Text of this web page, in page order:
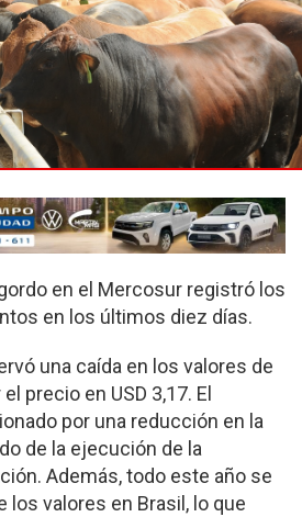
en el Mercosur registró los
en los últimos diez días.
una caída en los valores de
precio en USD 3,17. El
por una reducción en la
de la ejecución de la
Además, todo este año se
los valores en Brasil, lo que